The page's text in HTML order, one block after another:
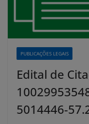
PUBLICAÇÕES LEGAIS
Edital de
5014446-